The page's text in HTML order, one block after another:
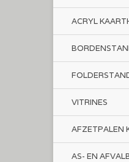
ACRYL
VITRINES
AFZETPALEN
AS- EN